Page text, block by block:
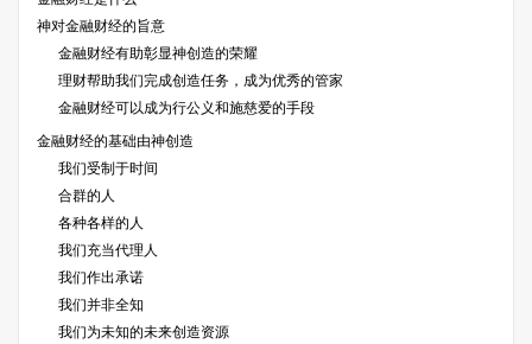
神对金融财经的旨意
金融财经有助彰显神创造的荣耀
理财帮助我们完成创造任务，成为优秀的管家
金融财经可以成为行公义和施慈爱的手段
金融财经的基础由神创造
我们受制于时间
合群的人
各种各样的人
我们充当代理人
我们作出承诺
我们并非全知
我们为未知的未来创造资源